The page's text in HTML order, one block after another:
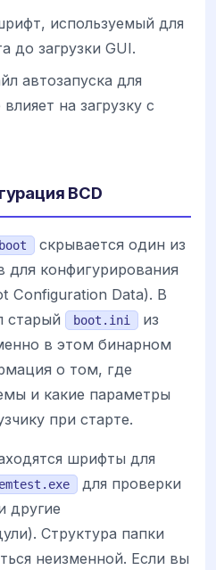
используемый для
до загрузки GUI.
автозапуска для
на загрузку с
BCD
boot
скрывается один из
конфигурирования
Configuration Data). В
старый
boot.ini
из
в этом бинарном
о том, где
и какие параметры
при старте.
шрифты для
для проверки
другие
Структура папки
неизменной. Если вы